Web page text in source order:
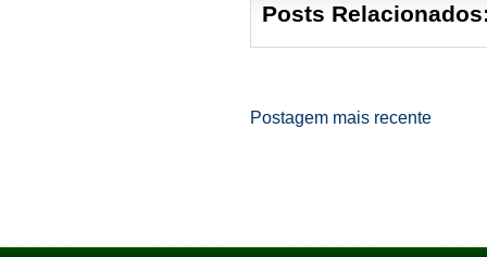
Posts
Postagem mais recente